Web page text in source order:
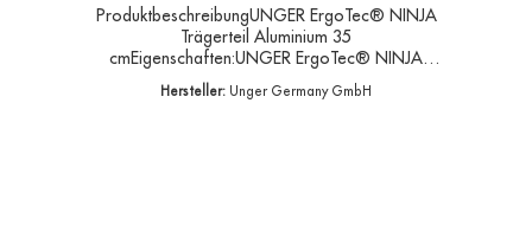
ProduktbeschreibungUNGER ErgoTec® NINJA
Trägerteil Aluminium 35
cmEigenschaften:UNGER ErgoTec® NINJA
Trägerteil 35 cmTrägerteil ErgoTec® NINJA aus
Aluminium. Sehr stabiler, schwarzer
Hersteller: Unger Germany GmbH